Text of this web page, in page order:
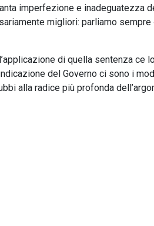
imperfezione e inadeguatezza
migliori: parliamo sempre
di quella sentenza ce
del Governo ci sono i
alla radice più profonda